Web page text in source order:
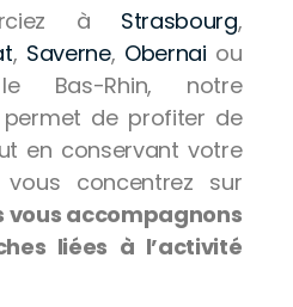
à Strasbourg,
, Saverne, Obernai ou
Bas-Rhin, notre
de profiter de
en conservant votre
vous concentrez sur
vous accompagnons
liées à l’activité